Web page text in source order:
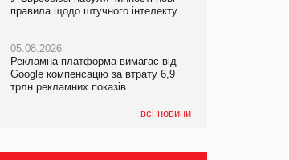
правила щодо штучного інтелекту
05.08.2026
Рекламна платформа вимагає від
Google компенсацію за втрату 6,9
трлн рекламних показів
всі новини
правила щодо штучного інтелекту
05.08.2026
Рекламна платформа вимагає від
Google компенсацію за втрату 6,9
трлн рекламних показів
правила щодо штучного інтелекту
05.08.2026
Рекламна платформа вимагає від
Google компенсацію за втрату 6,9
трлн рекламних показів